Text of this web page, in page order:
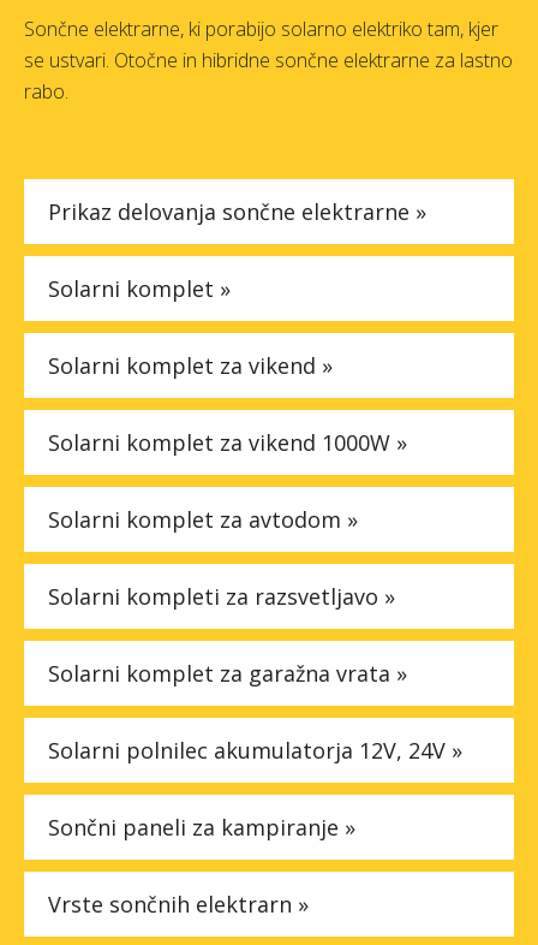
Zaščita, kabli, konektorji
Faq
Spletna trgovina »
Sončne elektrarne, ki porabijo solarno elektriko tam, kjer
se ustvari. Otočne in hibridne sončne elektrarne za lastno
rabo.
Prikaz delovanja sončne elektrarne »
Solarni komplet »
Solarni komplet za vikend »
Solarni komplet za vikend 1000W »
Solarni komplet za avtodom »
Solarni kompleti za razsvetljavo »
Solarni komplet za garažna vrata »
Solarni polnilec akumulatorja 12V, 24V »
Sončni paneli za kampiranje »
Vrste sončnih elektrarn »